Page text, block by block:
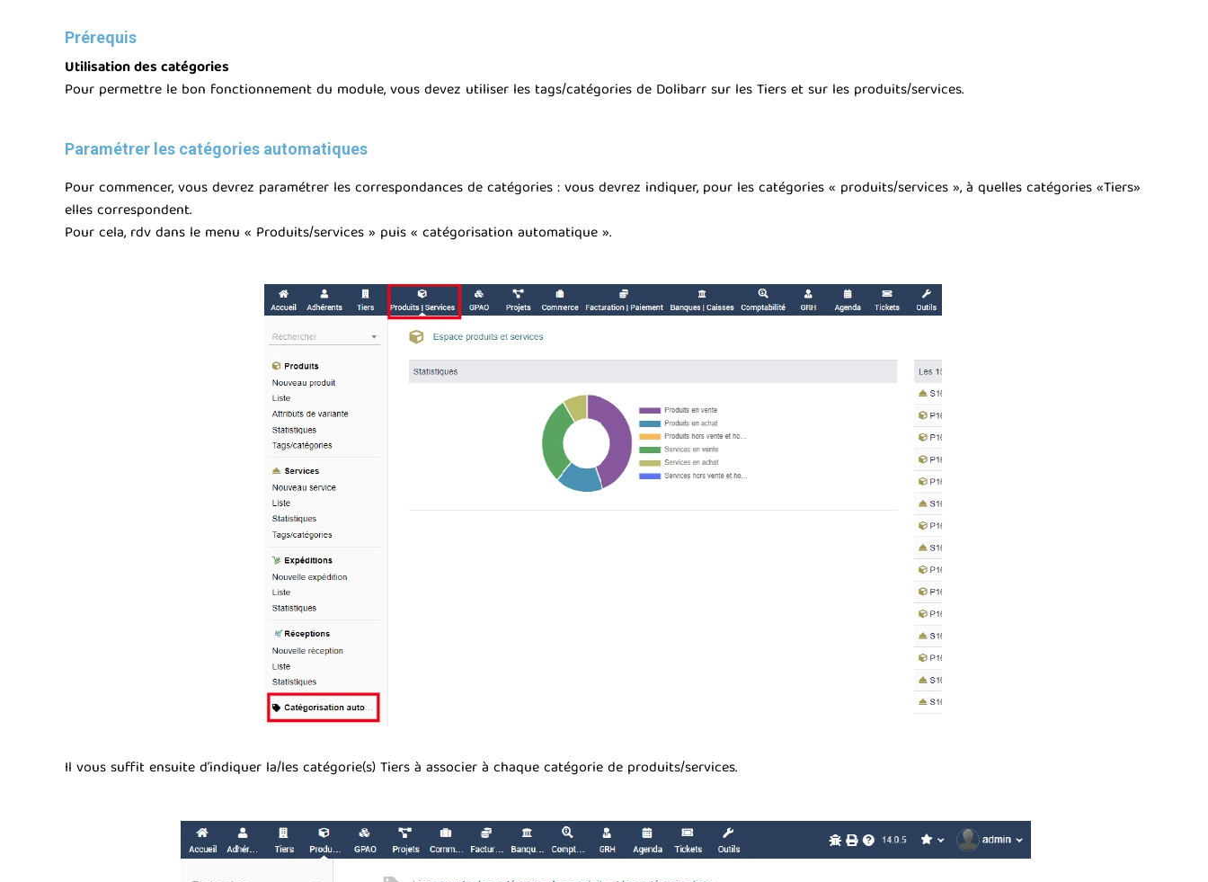
Prérequis
Utilisation des catégories
Pour permettre le bon fonctionnement du module, vous devez utiliser les tags/catégories de Dolibarr sur les Tiers et sur les produits/services.
Paramétrer les catégories automatiques
Pour commencer, vous devrez paramétrer les correspondances de catégories : vous devrez indiquer, pour les catégories « produits/services », à quelles catégories «Tiers»
elles correspondent.
Pour cela, rdv dans le menu « Produits/services » puis « catégorisation automatique ».
Il vous suffit ensuite d’indiquer la/les catégorie(s) Tiers à associer à chaque catégorie de produits/services.